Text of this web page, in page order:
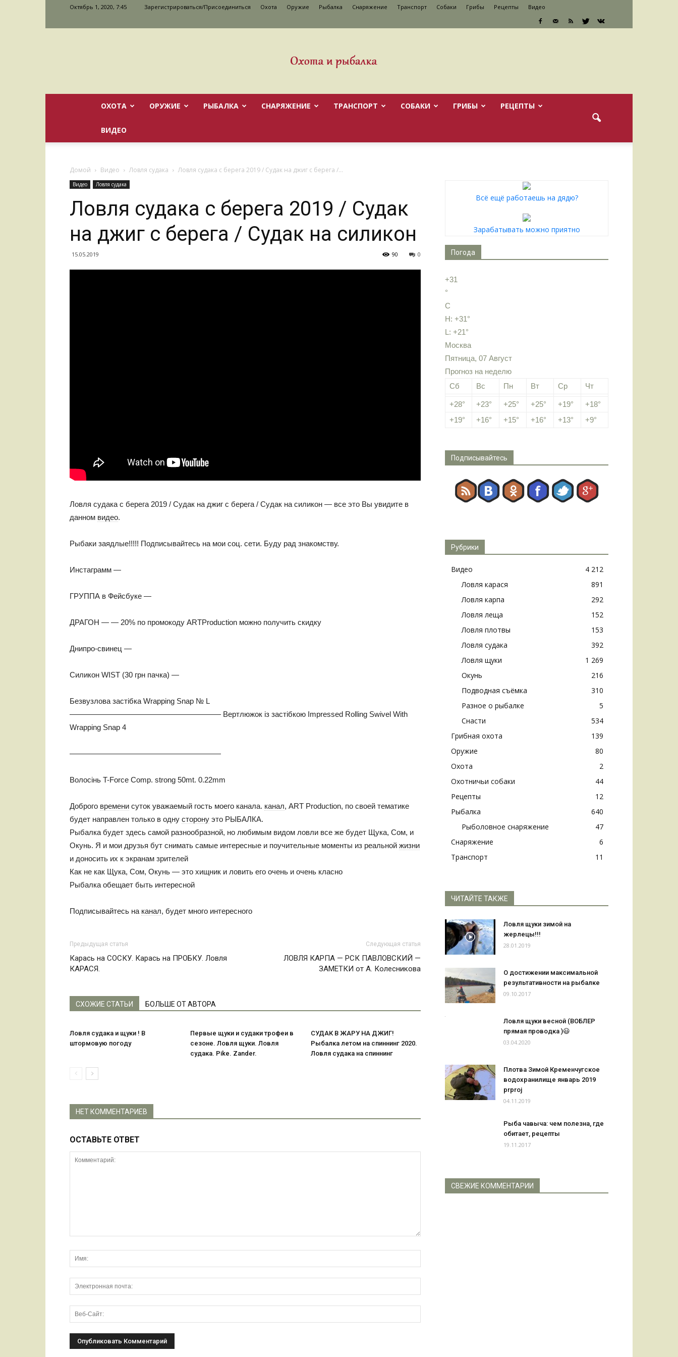
Октябрь 1, 2020, 7:45 Зарегистрироваться/Присоединиться Охота Оружие Рыбалка Снаряжение Транспорт Cобаки Грибы Рецепты Видео
ОХОТА ОРУЖИЕ РЫБАЛКА СНАРЯЖЕНИЕ ТРАНСПОРТ CОБАКИ ГРИБЫ РЕЦЕПТЫ
ВИДЕО
Домой Видео Ловля судака Ловля судака с берега 2019 / Судак на джиг с берега /...
Видео Ловля судака
Ловля судака с берега 2019 / Судак
на джиг с берега / Судак на силикон
15.05.2019 0
90
Ловля судака с берега 2019 / Судак на джиг с берега / Судак на силикон — все это Вы увидите в
данном видео.
Рыбаки заядлые!!!!! Подписывайтесь на мои соц. сети. Буду рад знакомству.
Инстаграмм —
ГРУППА в Фейсбуке —
ДРАГОН — — 20% по промокоду ARTProduction можно получить скидку
Днипро-свинец —
Силикон WIST (30 грн пачка) —
Безвузлова застібка Wrapping Snap № L
———————————————————— Вертлюжок із застібкою Impressed Rolling Swivel With
Wrapping Snap 4
————————————————————
Волосінь T-Force Comp. strong 50mt. 0.22mm
Доброго времени суток уважаемый гость моего канала. канал, ART Production, по своей тематике
будет направлен только в одну сторону это РЫБАЛКА.
Рыбалка будет здесь самой разнообразной, но любимым видом ловли все же будет Щука, Сом, и
Окунь. Я и мои друзья бут снимать самые интересные и поучительные моменты из реальной жизни
и доносить их к экранам зрителей
Как не как Щука, Сом, Окунь — это хищник и ловить его очень и очень класно
Рыбалка обещает быть интересной
Подписывайтесь на канал, будет много интересного
Предыдущая статья
Карась на СОСКУ. Карась на ПРОБКУ. Ловля
КАРАСЯ.
Следующая статья
ЛОВЛЯ КАРПА — РСК ПАВЛОВСКИЙ —
ЗАМЕТКИ от А. Колесникова
СХОЖИЕ СТАТЬИ БОЛЬШЕ ОТ АВТОРА
Ловля судака и щуки ! В
штормовую погоду
Первые щуки и судаки трофеи в
сезоне. Ловля щуки. Ловля
судака. Pike. Zander.
СУДАК В ЖАРУ НА ДЖИГ!
Рыбалка летом на спиннинг 2020.
Ловля судака на спиннинг
НЕТ КОММЕНТАРИЕВ
ОСТАВЬТЕ ОТВЕТ
Всё ещё работаешь на дядю?
Зарабатывать можно приятно
Погода
+31
°
C
H: +31°
L: +21°
Москва
Пятница, 07 Август
Прогноз на неделю
Сб
Вс Пн Вт Ср Чт
+28° +23° +25° +25° +19° +18°
+19° +16° +15° +16° +13° +9°
Подписывайтесь
Рубрики
Видео
4 212
Ловля карася
891
Ловля карпа
292
Ловля леща
152
Ловля плотвы
153
Ловля судака
392
Ловля щуки
1 269
Окунь
216
Подводная съёмка
310
Разное о рыбалке
5
Снасти
534
Грибная охота
139
Оружие
80
Охота
2
Охотничьи собаки
44
Рецепты
12
Рыбалка
640
Рыболовное снаряжение
47
Снаряжение
6
Транспорт
11
ЧИТАЙТЕ ТАКЖЕ
Ловля щуки зимой на
жерлецы!!!
28.01.2019
О достижении максимальной
результативности на рыбалке
09.10.2017
Ловля щуки весной (ВОБЛЕР
прямая проводка )😃
03.04.2020
Плотва Зимой Кременчугское
водохранилище январь 2019
prproj
04.11.2019
Рыба чавыча: чем полезна, где
обитает, рецепты
19.11.2017
СВЕЖИЕ КОММЕНТАРИИ